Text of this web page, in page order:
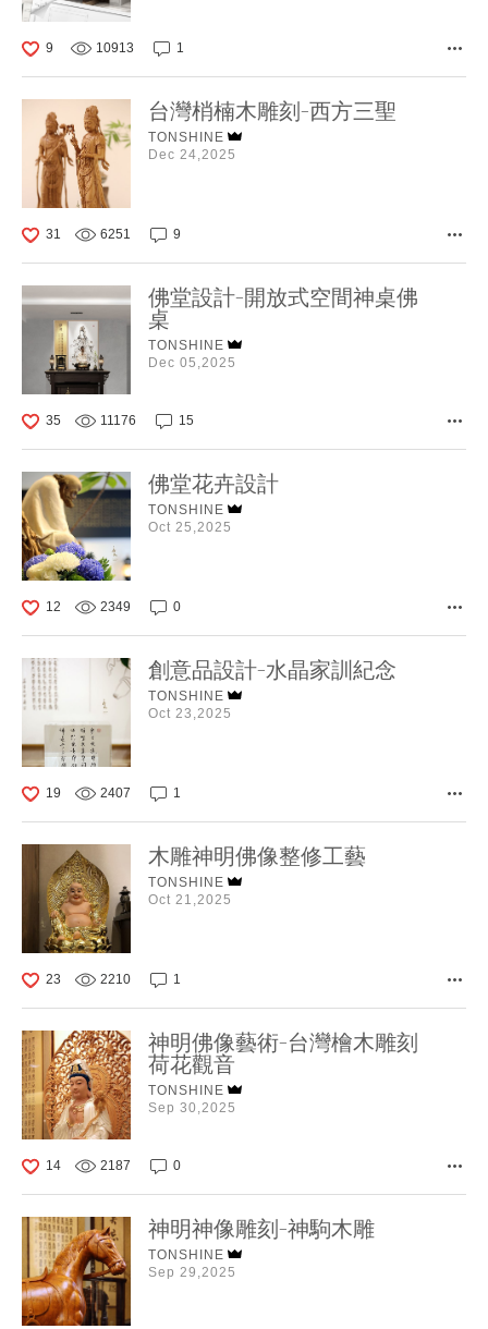
9 10913 1
台灣梢楠木雕刻-西方三聖
TONSHINE
Dec 24,2025
31 6251 9
佛堂設計-開放式空間神桌佛
桌
TONSHINE
Dec 05,2025
35 11176 15
佛堂花卉設計
TONSHINE
Oct 25,2025
12 2349 0
創意品設計-水晶家訓紀念
TONSHINE
Oct 23,2025
19 2407 1
木雕神明佛像整修工藝
TONSHINE
Oct 21,2025
23 2210 1
神明佛像藝術-台灣檜木雕刻
荷花觀音
TONSHINE
Sep 30,2025
14 2187 0
神明神像雕刻-神駒木雕
TONSHINE
Sep 29,2025